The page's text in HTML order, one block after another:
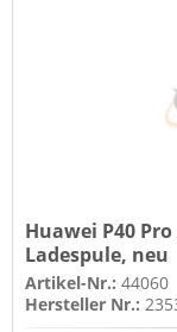
Huawei P40
Ladespule, neu
Artikel-Nr.:44060
Hersteller Nr.: